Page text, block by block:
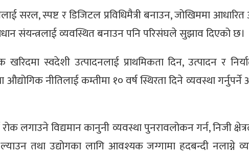
सरल, स्पष्ट र डिजिटल प्रविधिमैत्री बनाउन, जोखिममा आधारित
संयन्त्रलाई व्यवस्थित बनाउन पनि परिसंघले सुझाव दिएको छ।
स्वदेशी उत्पादनलाई प्राथमिकता दिन, उत्पादन र
औद्योगिक नीतिलाई कम्तीमा १० वर्ष स्थिरता दिने व्यवस्था
लगाउने विद्यमान कानुनी व्यवस्था पुनरावलोकन गर्न, निजी
तथा उद्योगका लागि आवश्यक जग्गामा हदबन्दी नलाग्ने